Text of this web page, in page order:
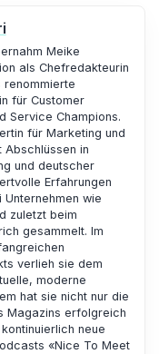
Meike
als Chefredakteurin
für Customer
Service Champions.
für Marketing und
Abschlüssen in
und deutscher
Erfahrungen
wie
zuletzt beim
gesammelt. Im
verlieh sie dem
moderne
hat sie nicht nur die
Magazins erfolgreich
neue
«Nice To Meet